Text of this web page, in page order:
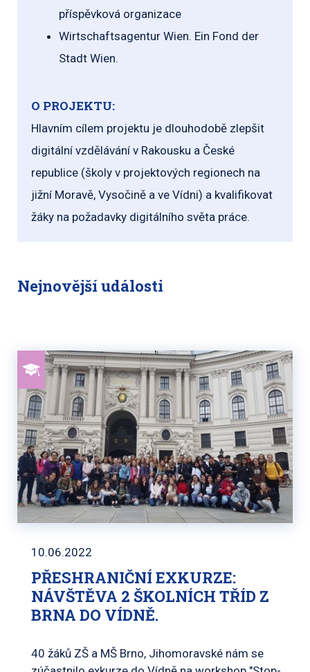
příspěvková organizace
Wirtschaftsagentur Wien. Ein Fond der
Stadt Wien.
O PROJEKTU:
Hlavním cílem projektu je dlouhodobě zlepšit
digitální vzdělávání v Rakousku a České
republice (školy v projektových regionech na
jižní Moravě, Vysočině a ve Vídni) a kvalifikovat
žáky na požadavky digitálního světa práce.
Nejnovější události
10.06.2022
PŘESHRANIČNÍ EXKURZE:
NÁVŠTĚVA 2 ŠKOLNÍCH TŘÍD Z
BRNA DO VÍDNĚ.
40 žáků ZŠ a MŠ Brno, Jihomoravské nám se